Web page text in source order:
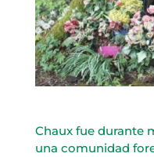
Chaux fue durante
una comunidad